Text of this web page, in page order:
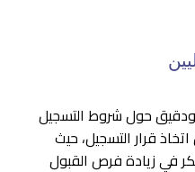
حول شروط التسجيل
قرار التسجيل، حيث
في زيادة فرص القبول